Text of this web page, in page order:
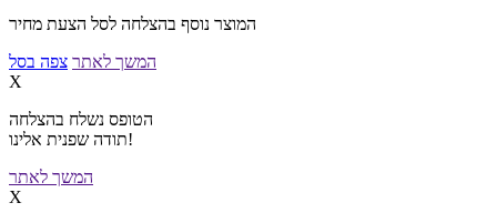
המוצר נוסף בהצלחה לסל הצעת מחיר
המשך לאתר צפה בסל
X
הטופס נשלח בהצלחה
תודה שפנית אלינו!
המשך לאתר
X